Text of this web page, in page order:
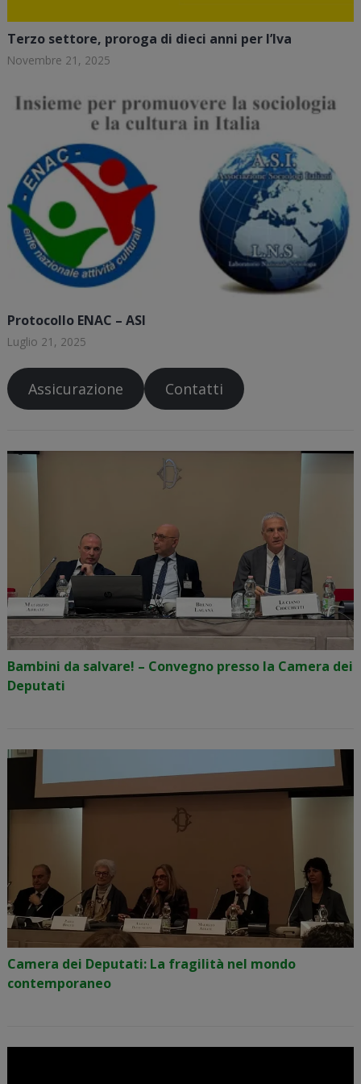
Terzo settore, proroga di dieci anni per l’Iva
Novembre 21, 2025
Protocollo ENAC – ASI
Luglio 21, 2025
Assicurazione Contatti
Bambini da salvare! – Convegno presso la Camera dei
Deputati
Camera dei Deputati: La fragilità nel mondo
contemporaneo